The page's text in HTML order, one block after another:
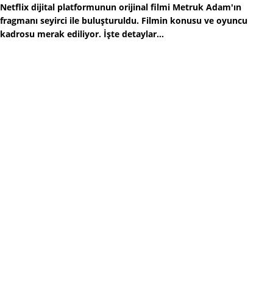
Netflix dijital platformunun orijinal filmi Metruk Adam'ın
fragmanı seyirci ile buluşturuldu. Filmin konusu ve oyuncu
kadrosu merak ediliyor. İşte detaylar...